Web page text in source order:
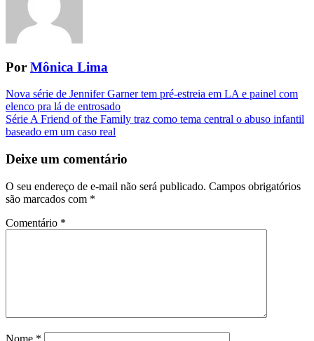
Por Mônica Lima
Navegação
da
Postagem
Nova série de Jennifer Garner tem pré-estreia em LA e painel com
elenco pra lá de entrosado
Série A Friend of the Family traz como tema central o abuso infantil
baseado em um caso real
Deixe um comentário
O seu endereço de e-mail não será publicado. Campos obrigatórios
são marcados com *
Comentário *
Nome *